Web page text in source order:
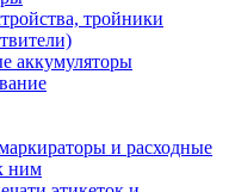
тройники
аккумуляторы
и расходные
ним